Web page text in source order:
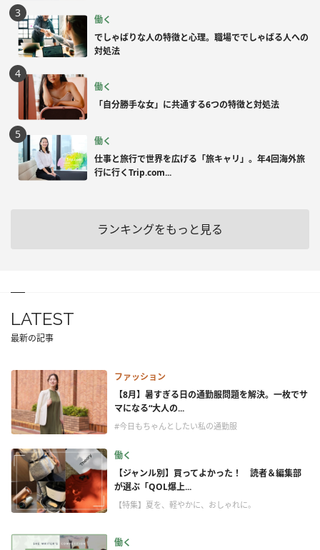
働く
でしゃばりな人の特徴と心理。職場ででしゃばる人への
対処法
働く
「自分勝手な女」に共通する6つの特徴と対処法
働く
仕事と旅行で世界を広げる「旅キャリ」。年4回海外旅
行に行くTrip.com...
ランキングをもっと見る
LATEST
最新の記事
ファッション
【8月】暑すぎる日の通勤服問題を解決。一枚でサ
マになる“大人の...
#今日もちゃんとしたい私の通勤服
働く
【ジャンル別】買ってよかった！ 読者＆編集部
が選ぶ「QOL爆上...
【特集】夏を、軽やかに、おしゃれに。
働く